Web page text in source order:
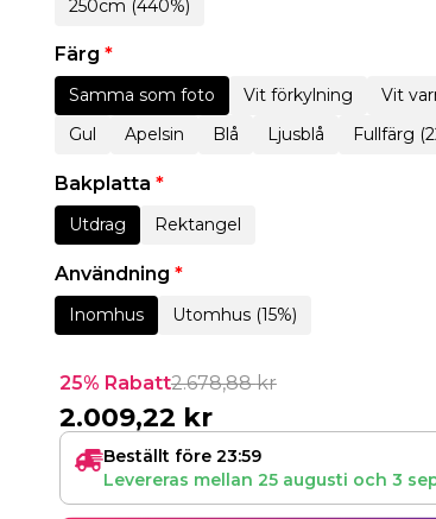
250cm (440%)
Färg *
Samma som foto Vit förkylning Vit
Gul
Apelsin Blå Ljusblå Fullfärg
Bakplatta *
Utdrag Rektangel
Användning *
Inomhus Utomhus (15%)
25% Rabatt2.678,88kr
2.009,22 kr
Beställt före 23:59
Levereras mellan 25 augusti och 3